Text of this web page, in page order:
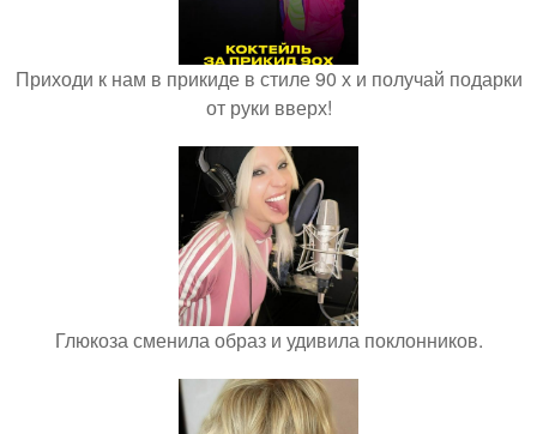
Приходи к нам в прикиде в стиле 90 х и получай подарки
от руки вверх!
Глюкоза сменила образ и удивила поклонников.